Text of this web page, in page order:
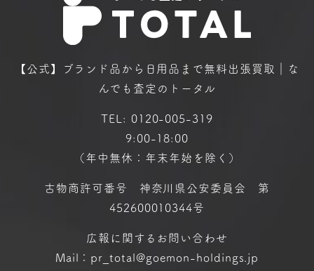
【公式】ブランド品から日用品まで無料出張買取｜な
んでも査定のトータル
TEL: 0120-005-319
9:00-18:00
（年中無休：年末年始を除く）
古物商許可番号 神奈川県公安委員会 第
452600010344号
広報に関するお問い合わせ
Mail：pr_total@goemon-holdings.jp